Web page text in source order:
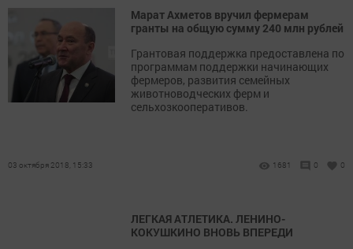
Марат Ахметов вручил фермерам
гранты на общую сумму 240 млн рублей
Грантовая поддержка предоставлена по
программам поддержки начинающих
фермеров, развития семейных
животноводческих ферм и
сельхозкооперативов.
03 октября 2018, 15:33 1681 0 0
ЛЕГКАЯ АТЛЕТИКА. ЛЕНИНО-
КОКУШКИНО ВНОВЬ ВПЕРЕДИ